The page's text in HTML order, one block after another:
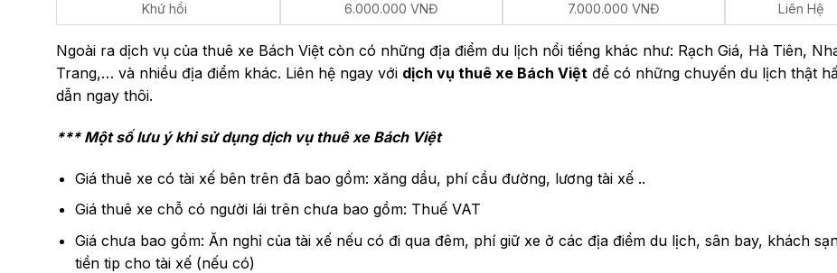
Khứ hồi 6.000.000 VNĐ 7.000.000 VNĐ Liên Hệ
Ngoài ra dịch vụ của thuê xe Bách Việt còn có những địa điểm du lịch nổi tiếng khác như: Rạch Giá, Hà Tiên,
Trang,… và nhiều địa điểm khác. Liên hệ ngay với dịch vụ thuê xe Bách Việt để có những chuyến du lịch thật
dẫn ngay thôi.
*** Một số lưu ý khi sử dụng dịch vụ thuê xe Bách Việt
Giá thuê xe có tài xế bên trên đã bao gồm: xăng dầu, phí cầu đường, lương tài xế ..
Giá thuê xe chỗ có người lái trên chưa bao gồm: Thuế VAT
Giá chưa bao gồm: Ăn nghỉ của tài xế nếu có đi qua đêm, phí giữ xe ở các địa điểm du lịch, sân bay, khách
tiền tip cho tài xế (nếu có)